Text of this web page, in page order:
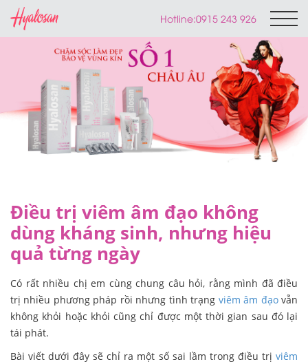
Hotline:0915 243 926
Điều trị viêm âm đạo không
dùng kháng sinh, nhưng hiệu
quả từng ngày
Có rất nhiều chị em cùng chung câu hỏi, rằng mình đã điều
trị nhiều phương pháp rồi nhưng tình trạng viêm âm đạovẫn
không khỏi hoặc khỏi cũng chỉ được một thời gian sau đó lại
tái phát.
Bài viết dưới đây sẽ chỉ ra một số sai lầm trong điều trị viêm